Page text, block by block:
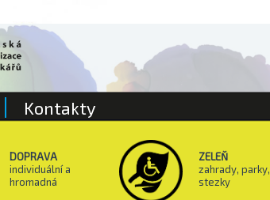
DOPRAVA
individuální a
hromadná
ZELEŇ
zahrady, parky,
stezky
Kontakty